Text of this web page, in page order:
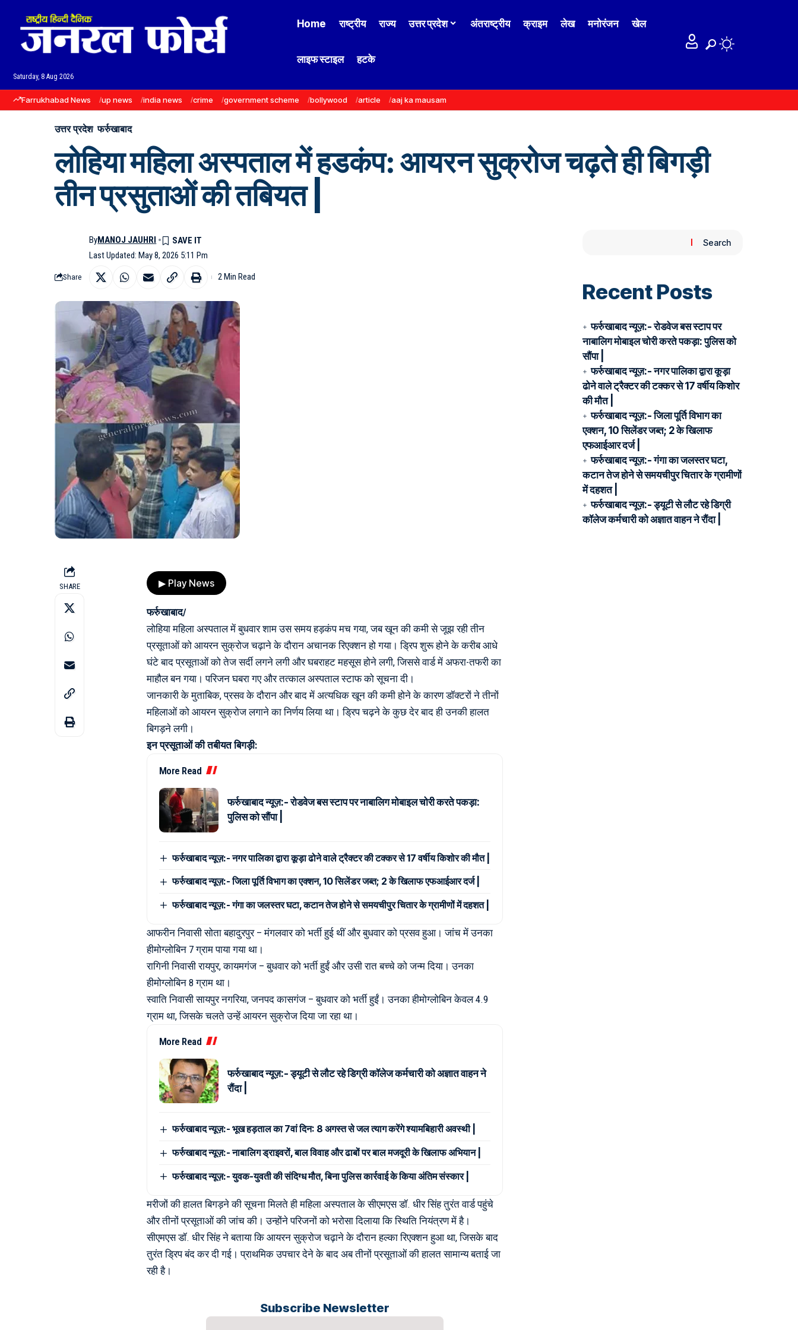
Saturday, 8 Aug 2026
Home राष्ट्रीय राज्य उत्तर प्रदेश अंतराष्ट्रीय क्राइम लेख मनोरंजन खेल
लाइफ स्टाइल हटके
Farrukhabad News up news india news crime government scheme bollywood article aaj ka mausam
उत्तर प्रदेश फर्रुखाबाद
लोहिया महिला अस्पताल में हडकंप: आयरन सुक्रोज चढ़ते ही बिगड़ी
तीन प्रसुताओं की तबियत |
Last Updated: May 8, 2026 5:11 Pm
ByMANOJ JAUHRI
Share 2 Min Read
SHARE ▶ Play News
फर्रुखाबाद/
लोहिया महिला अस्पताल में बुधवार शाम उस समय हड़कंप मच गया, जब खून की कमी से जूझ रही तीन
प्रसूताओं को आयरन सुक्रोज चढ़ाने के दौरान अचानक रिएक्शन हो गया। ड्रिप शुरू होने के करीब आधे
घंटे बाद प्रसूताओं को तेज सर्दी लगने लगी और घबराहट महसूस होने लगी, जिससे वार्ड में अफरा-तफरी का
माहौल बन गया। परिजन घबरा गए और तत्काल अस्पताल स्टाफ को सूचना दी।
जानकारी के मुताबिक, प्रसव के दौरान और बाद में अत्यधिक खून की कमी होने के कारण डॉक्टरों ने तीनों
महिलाओं को आयरन सुक्रोज लगाने का निर्णय लिया था। ड्रिप चढ़ने के कुछ देर बाद ही उनकी हालत
बिगड़ने लगी।
इन प्रसूताओं की तबीयत बिगड़ी:
More Read
फर्रुखाबाद न्यूज़:- रोडवेज बस स्टाप पर नाबालिग मोबाइल चोरी करते पकड़ा:
पुलिस को सौंपा |
फर्रुखाबाद न्यूज़:- नगर पालिका द्वारा कूड़ा ढोने वाले ट्रैक्टर की टक्कर से 17 वर्षीय किशोर की मौत |
फर्रुखाबाद न्यूज़:- जिला पूर्ति विभाग का एक्शन, 10 सिलेंडर जब्त; 2 के खिलाफ एफआईआर दर्ज |
फर्रुखाबाद न्यूज़:- गंगा का जलस्तर घटा, कटान तेज होने से समयचीपुर चितार के ग्रामीणों में दहशत |
आफरीन निवासी सोता बहादुरपुर – मंगलवार को भर्ती हुई थीं और बुधवार को प्रसव हुआ। जांच में उनका
हीमोग्लोबिन 7 ग्राम पाया गया था।
रागिनी निवासी रायपुर, कायमगंज – बुधवार को भर्ती हुईं और उसी रात बच्चे को जन्म दिया। उनका
हीमोग्लोबिन 8 ग्राम था।
स्वाति निवासी सायपुर नगरिया, जनपद कासगंज – बुधवार को भर्ती हुईं। उनका हीमोग्लोबिन केवल 4.9
ग्राम था, जिसके चलते उन्हें आयरन सुक्रोज दिया जा रहा था।
More Read
फर्रुखाबाद न्यूज़:- ड्यूटी से लौट रहे डिग्री कॉलेज कर्मचारी को अज्ञात वाहन ने
रौंदा |
फर्रुखाबाद न्यूज़:- भूख हड़ताल का 7वां दिन: 8 अगस्त से जल त्याग करेंगे श्यामबिहारी अवस्थी |
फर्रुखाबाद न्यूज़:- नाबालिग ड्राइवरों, बाल विवाह और ढाबों पर बाल मजदूरी के खिलाफ अभियान |
फर्रुखाबाद न्यूज़:- युवक-युवती की संदिग्ध मौत, बिना पुलिस कार्रवाई के किया अंतिम संस्कार |
मरीजों की हालत बिगड़ने की सूचना मिलते ही महिला अस्पताल के सीएमएस डॉ. धीर सिंह तुरंत वार्ड पहुंचे
और तीनों प्रसूताओं की जांच की। उन्होंने परिजनों को भरोसा दिलाया कि स्थिति नियंत्रण में है।
सीएमएस डॉ. धीर सिंह ने बताया कि आयरन सुक्रोज चढ़ाने के दौरान हल्का रिएक्शन हुआ था, जिसके बाद
तुरंत ड्रिप बंद कर दी गई। प्राथमिक उपचार देने के बाद अब तीनों प्रसूताओं की हालत सामान्य बताई जा
रही है।
Subscribe Newsletter
Search
Recent Posts
फर्रुखाबाद न्यूज़:- रोडवेज बस स्टाप पर
नाबालिग मोबाइल चोरी करते पकड़ा: पुलिस को
सौंपा |
फर्रुखाबाद न्यूज़:- नगर पालिका द्वारा कूड़ा
ढोने वाले ट्रैक्टर की टक्कर से 17 वर्षीय किशोर
की मौत |
फर्रुखाबाद न्यूज़:- जिला पूर्ति विभाग का
एक्शन, 10 सिलेंडर जब्त; 2 के खिलाफ
एफआईआर दर्ज |
फर्रुखाबाद न्यूज़:- गंगा का जलस्तर घटा,
कटान तेज होने से समयचीपुर चितार के ग्रामीणों
में दहशत |
फर्रुखाबाद न्यूज़:- ड्यूटी से लौट रहे डिग्री
कॉलेज कर्मचारी को अज्ञात वाहन ने रौंदा |